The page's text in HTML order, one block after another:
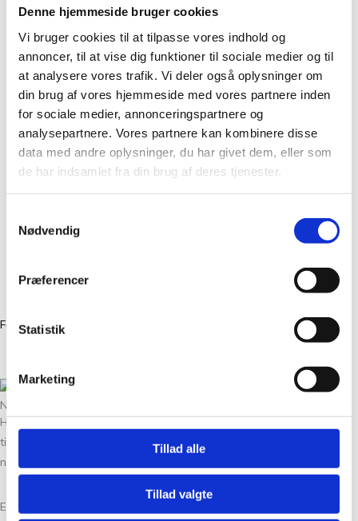
Denne hjemmeside bruger cookies
Vi bruger cookies til at tilpasse vores indhold og
annoncer, til at vise dig funktioner til sociale medier og til
at analysere vores trafik. Vi deler også oplysninger om
din brug af vores hjemmeside med vores partnere inden
for sociale medier, annonceringspartnere og
analysepartnere. Vores partnere kan kombinere disse
data med andre oplysninger, du har givet dem, eller som
de har indsamlet fra din brug af deres tjenester.
Nødvendig
Præferencer
Statistik
Marketing
Tillad alle
Tillad valgte
Christian Winthers Vej 2
DK-1860 Frederiksberg
+45 31382404
salg@tantegroencph.dk
CVR 46618637
Om Os
Workshops
GDPR
Facebook Instagram
NYHEDSBREV
Hold dig opdateret på det seneste nye i Tante Grøn CPH ved at
tilmelde dig vores nyhedsbrev her. Vi giver dig et lille hint om de
nyeste events, tilbud og gode idéer til dit næste strikkeprojekt.
Email